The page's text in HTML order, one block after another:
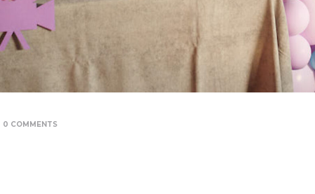
0 COMMENTS